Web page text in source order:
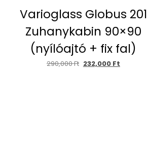
Varioglass Globus 201
Zuhanykabin 90×90
(nyílóajtó + fix fal)
290,000Ft 232,000 Ft